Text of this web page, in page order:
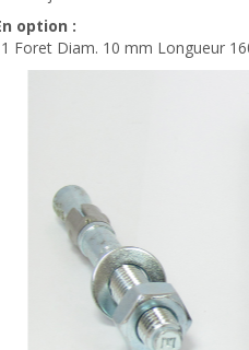
option :
1 Foret Diam. 10 mm Longueur